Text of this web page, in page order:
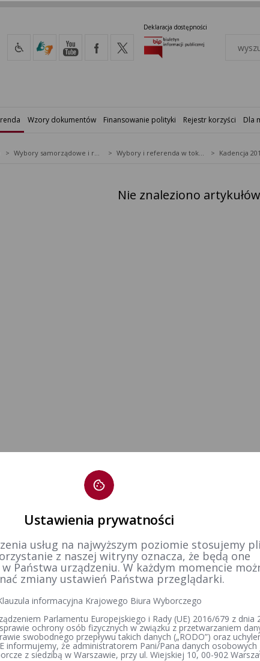
Deklaracja dostępności
Wzory dokumentów Finansowanie polityki Rejestr korzyści Dla
Wybory samorządowe i referenda lokalne Wybory i referenda w toku kadencji Kadencja
Nie znaleziono artykułów
Ustawienia prywatności
usług na najwyższym poziomie stosujemy
z naszej witryny oznacza, że będą one
Państwa urządzeniu. W każdym momencie
zmiany ustawień Państwa przeglądarki.
informacyjna Krajowego Biura Wyborczego
Parlamentu Europejskiego i Rady (UE) 2016/679 z dnia
ochrony osób fizycznych w związku z przetwarzaniem
swobodnego przepływu takich danych („RODO”) oraz
informujemy, że administratorem Pani/Pana danych osobowych
z siedzibą w Warszawie, przy ul. Wiejskiej 10, 00-902